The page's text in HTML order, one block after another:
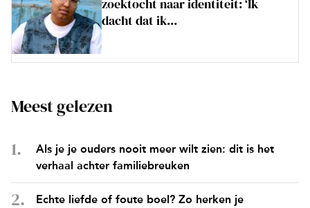
zoektocht naar identiteit: ‘Ik
dacht dat ik...
Meest gelezen
Als je je ouders nooit meer wilt zien: dit is het
verhaal achter familiebreuken
Echte liefde of foute boel? Zo herken je